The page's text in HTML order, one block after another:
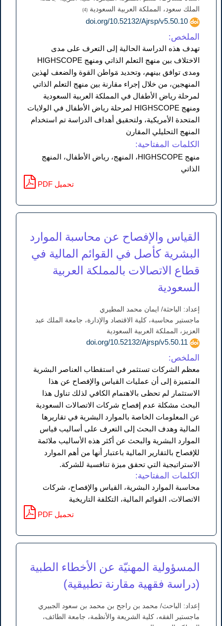
الملك سعود، المملكة العربية السعودية (4)
doi.org/10.52132/Ajrsp/v5.50.10
الملخص:
تهدف هذه الدراسة الحالية إلى التعرف على مدى
الاختلاف بين منهج التعلم الذاتي ومنهج HIGHSCOPE
ومدى توافق بينهم، وتحديد مَواطن القوة والضعف لهذين
المنهجين، من خلال إجراء مقارنة بين منهج التعلم الذاتي
لمرحلة رياض الأطفال في المملكة العربية السعودية
ومنهج HIGHSCOPE لمرحلة رياض الأطفال في الولايات
المتحدة الأمريكية، ولتحقيق أهداف الدراسة تم استخدام
المنهج التحليلي المقارن
الكلمات المفتاحية:
منهج HIGHSCOPE، المنهج، رياض الأطفال، المنهج
الذاتي
PDF تحميل
القياس والإفصاح عن محاسبة الموارد
البشرية كأصل في القوائم المالية في
قطاع الاتصالات بالمملكة العربية
السعودية
إعداد: الباحثة/ ايمان محمد المطيري
ماجستير محاسبة، كلية الاقتصاد والإدارة، جامعة الملك عبد
العزيز، المملكة العربية السعودية
doi.org/10.52132/Ajrsp/v5.50.11
الملخص:
معظم الشركات تستثمر في استقطاب العناصر البشرية
المتميزة إلى أن عمليات القياس والإفصاح عن هذا
الاستثمار لم تحظى بالاهتمام الكافي لذلك تناول هذا
البحث مشكلة عدم إفصاح شركات الاتصالات السعودية
عن المعلومات الخاصة بالموارد البشرية في تقاريرها
المالية وهدف البحث إلى التعرف على أساليب قياس
الموارد البشرية والبحث عن أكثر هذه الأساليب ملائمة
للإفصاح بالتقارير المالية باعتبار أنها من أهم الموارد
الاستراتيجية التي تحقق ميزة تنافسية للشركة.
الكلمات المفتاحية:
محاسبة الموارد البشرية، القياس والإفصاح، شركات
الاتصالات، القوائم المالية، التكلفة التاريخية
PDF تحميل
المسؤولية المهنيّة عن الأخطاء الطبية
(دراسة فقهية مقارنة تطبيقية)
إعداد: الباحث/ محمد بن راجح بن محمد بن سعود الجبيري
ماجستير الفقه، كلية الشريعة والأنظمة، جامعة الطائف،